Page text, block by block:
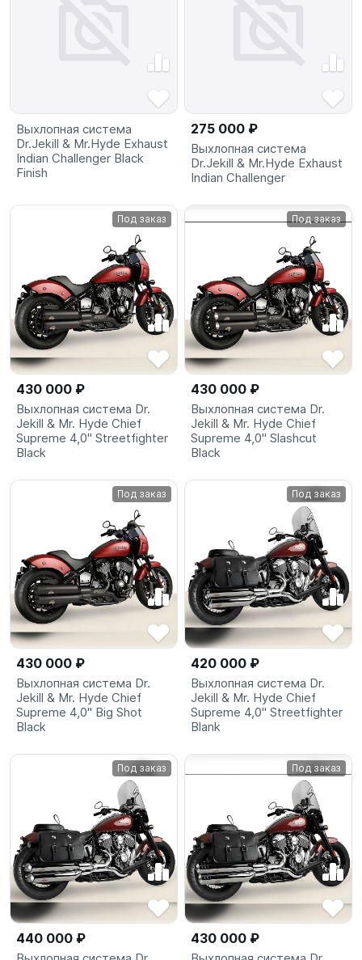
Выхлопная система
Dr.Jekill & Mr.Hyde Exhaust
Indian Challenger Black
Finish
275 000 ₽
Выхлопная система
Dr.Jekill & Mr.Hyde Exhaust
Indian Challenger
Под заказ
430 000 ₽
Выхлопная система Dr.
Jekill & Mr. Hyde Chief
Supreme 4,0" Streetfighter
Black
Под заказ
430 000 ₽
Выхлопная система Dr.
Jekill & Mr. Hyde Chief
Supreme 4,0" Slashcut
Black
Под заказ
430 000 ₽
Выхлопная система Dr.
Jekill & Mr. Hyde Chief
Supreme 4,0" Big Shot
Black
Под заказ
420 000 ₽
Выхлопная система Dr.
Jekill & Mr. Hyde Chief
Supreme 4,0" Streetfighter
Blank
Под заказ
440 000 ₽
Под заказ
430 000 ₽